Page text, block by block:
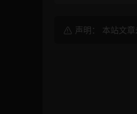
声明： 本站文